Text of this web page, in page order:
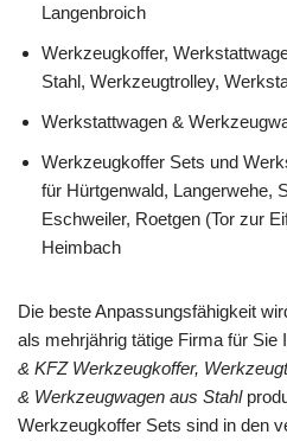
Langenbroich
Werkzeugkoffer,
Stahl, Werkzeugtrolley,
Werkstattwagen &
Werkzeugkoffer Sets und
für Hürtgenwald, Langerwehe,
Eschweiler, Roetgen (Tor zur
Heimbach
Die beste Anpassungsfähigkeit
als mehrjährig tätige Firma für Sie
& KFZ Werkzeugkoffer,
& Werkzeugwagen aus Stahl
Werkzeugkoffer Sets sind in den